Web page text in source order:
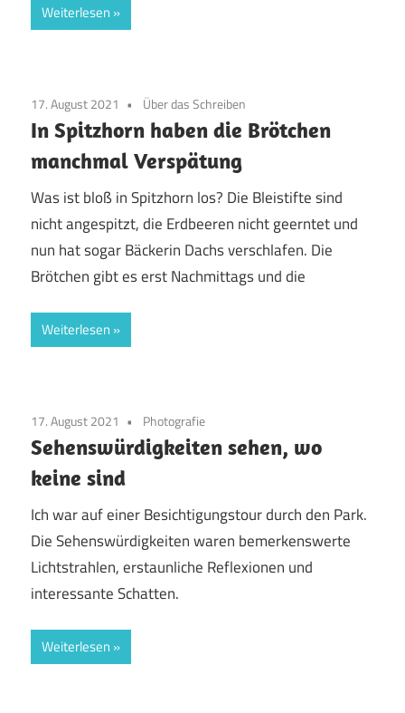
Weiterlesen
17. August 2021 Über das Schreiben
In Spitzhorn haben die Brötchen
manchmal Verspätung
Was ist bloß in Spitzhorn los? Die Bleistifte sind
nicht angespitzt, die Erdbeeren nicht geerntet und
nun hat sogar Bäckerin Dachs verschlafen. Die
Brötchen gibt es erst Nachmittags und die
Weiterlesen
17. August 2021 Photografie
Sehenswürdigkeiten sehen, wo
keine sind
Ich war auf einer Besichtigungstour durch den Park.
Die Sehenswürdigkeiten waren bemerkenswerte
Lichtstrahlen, erstaunliche Reflexionen und
interessante Schatten.
Weiterlesen